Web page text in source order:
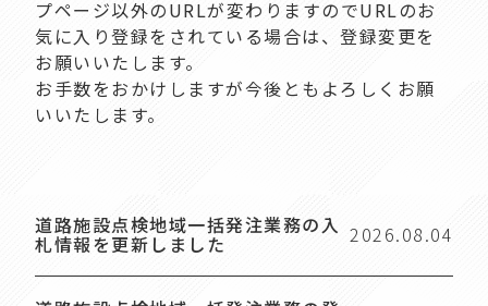
プページ以外のURLが変わりますのでURLのお
気に入り登録をされている場合は、登録変更を
お願いいたします。
お手数をおかけしますが今後ともよろしくお願
いいたします。
道路施設点検地域一括発注業務の入
札情報を更新しました 2026.08.04